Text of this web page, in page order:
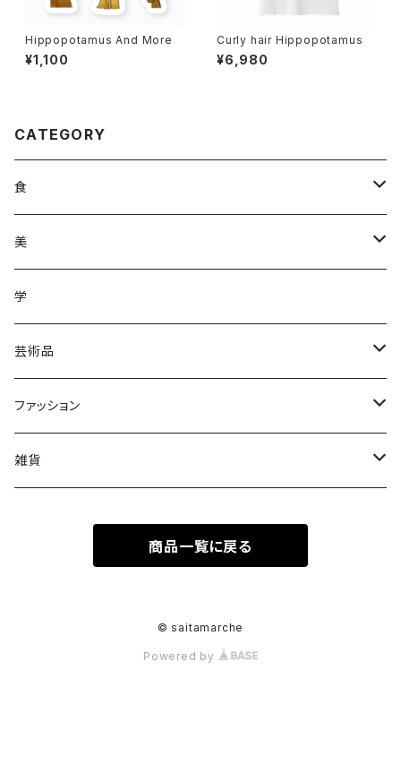
Hippopotamus And More
¥1,100
Curly hair Hippopotamus
¥6,980
CATEGORY
食
調味料
加工品
ジュース
ジュース
野菜
果物
野菜
美
ヘアケア
化粧品
学
芸術品
皿
木
ファッション
Tシャツ
雑貨
ステッカーシール
商品一覧に戻る
© saitamarche
Powered by